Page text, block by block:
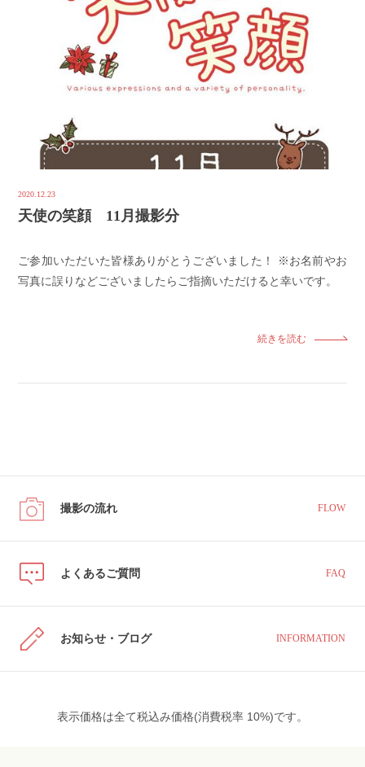
2020.12.23
天使の笑顔 11月撮影分
ご参加いただいた皆様ありがとうございました！ ※お名前やお
写真に誤りなどございましたらご指摘いただけると幸いです。
続きを読む
撮影の流れ FLOW
よくあるご質問 FAQ
お知らせ・ブログ INFORMATION
表示価格は全て税込み価格(消費税率 10%)です。